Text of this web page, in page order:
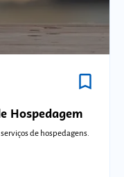
bookmark_border
Hospedagem
de hospedagens.